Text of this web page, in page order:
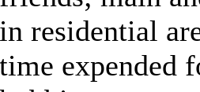
in residential
time expended